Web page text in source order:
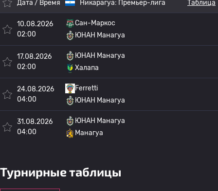
Дата / Время Никарагуа: Премьер-лига Таблица
10.08.2026
02:00
Сан-Маркос
ЮНАН Манагуа
17.08.2026
02:00
ЮНАН Манагуа
Халапа
24.08.2026
04:00
Ferretti
ЮНАН Манагуа
31.08.2026
04:00
ЮНАН Манагуа
Манагуа
Турнирные таблицы